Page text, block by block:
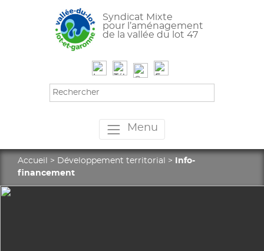
Syndicat Mixte
pour l’aménagement
de la vallée du lot 47
Menu
Accueil > Développement territorial >
Info-
financement